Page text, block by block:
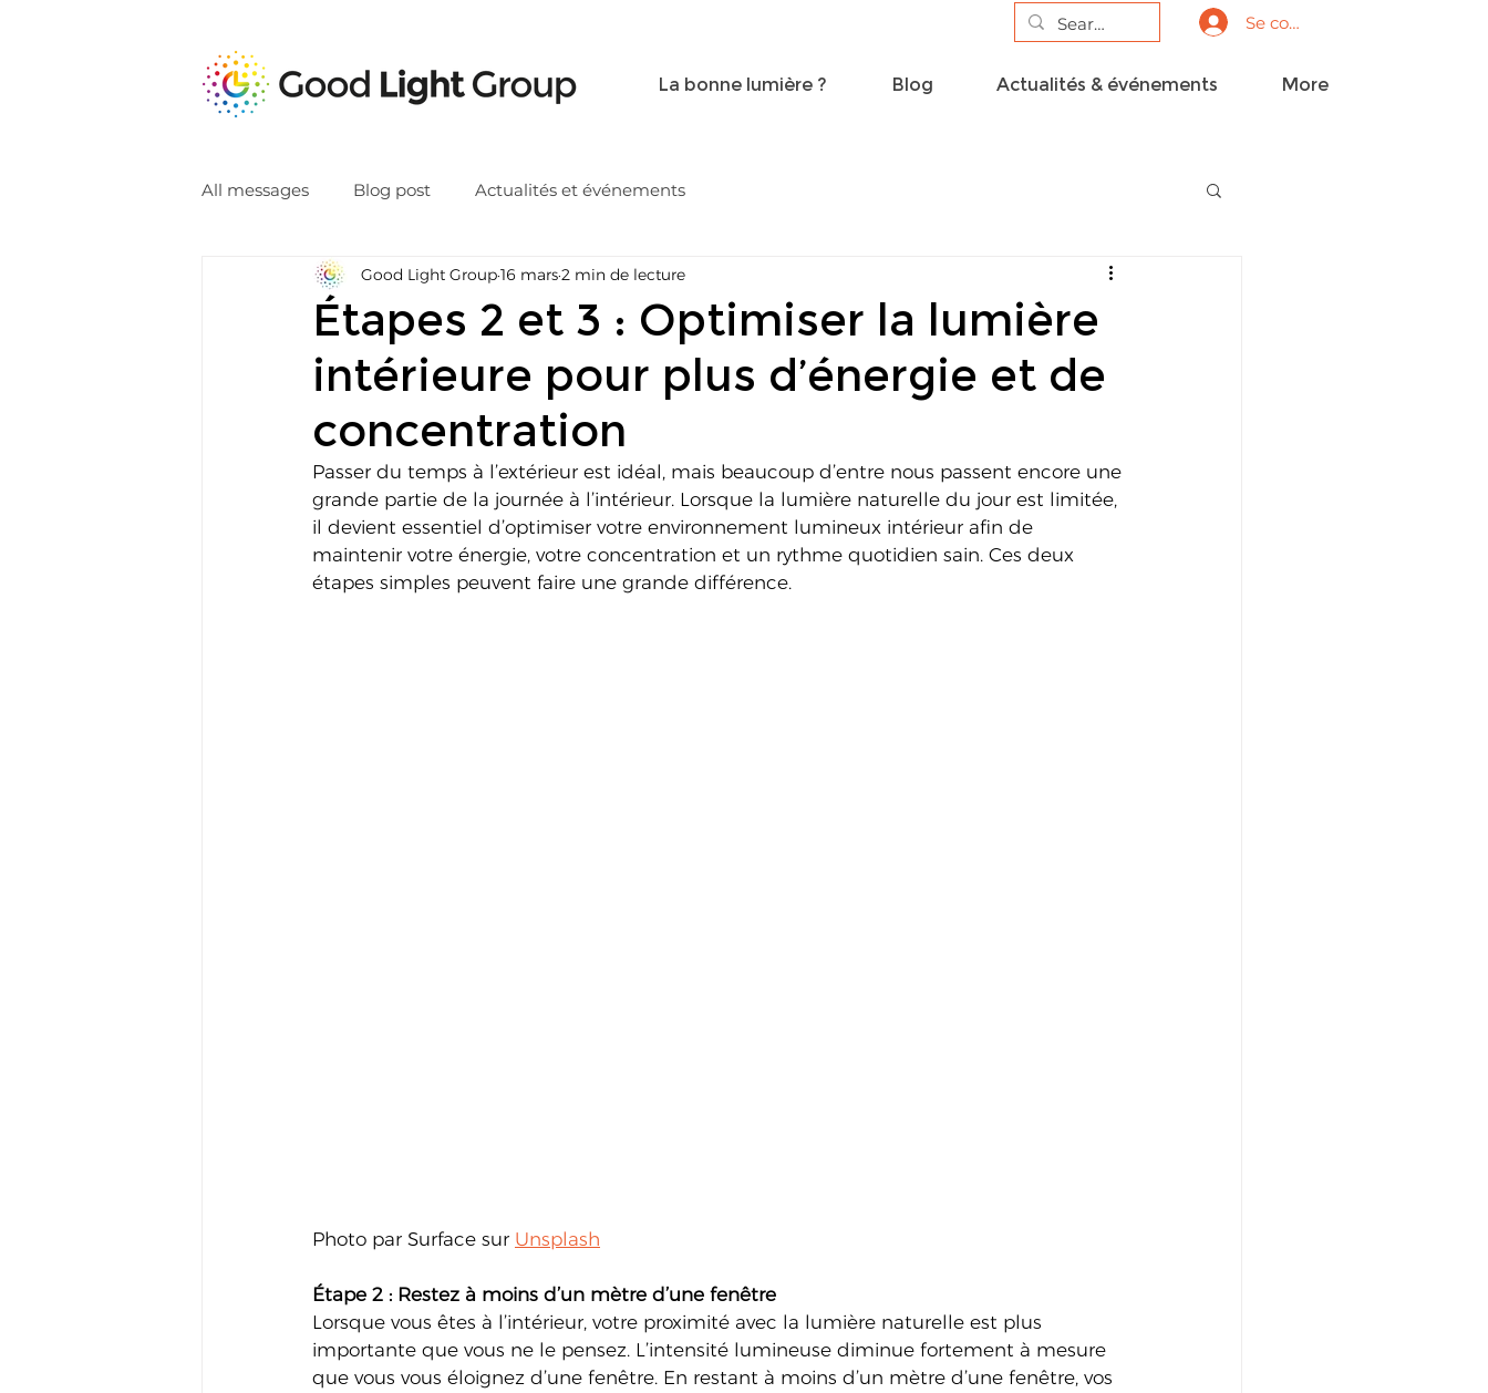
La bonne lumière ? Blog Actualités & événements More
Se connecter
All messages Blog post Actualités et événements
Étapes 2 et 3 : Optimiser la lumière
intérieure pour plus d’énergie et de
concentration
Good Light Group16 mars2 min de lecture
Passer du temps à l’extérieur est idéal, mais beaucoup d’entre nous passent encore une
grande partie de la journée à l’intérieur. Lorsque la lumière naturelle du jour est limitée,
il devient essentiel d’optimiser votre environnement lumineux intérieur afin de
maintenir votre énergie, votre concentration et un rythme quotidien sain. Ces deux
étapes simples peuvent faire une grande différence.
Photo par Surface sur Unsplash
Étape 2 : Restez à moins d’un mètre d’une fenêtre
Lorsque vous êtes à l’intérieur, votre proximité avec la lumière naturelle est plus
importante que vous ne le pensez. L’intensité lumineuse diminue fortement à mesure
que vous vous éloignez d’une fenêtre. En restant à moins d’un mètre d’une fenêtre, vos